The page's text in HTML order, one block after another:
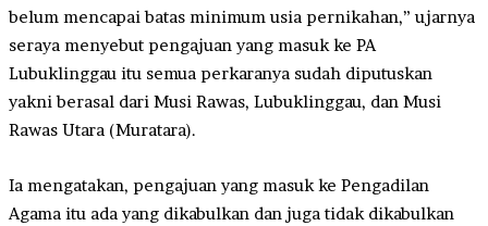
belum mencapai batas minimum usia pernikahan,” ujarnya
seraya menyebut pengajuan yang masuk ke PA
Lubuklinggau itu semua perkaranya sudah diputuskan
yakni berasal dari Musi Rawas, Lubuklinggau, dan Musi
Rawas Utara (Muratara).
Ia mengatakan, pengajuan yang masuk ke Pengadilan
Agama itu ada yang dikabulkan dan juga tidak dikabulkan